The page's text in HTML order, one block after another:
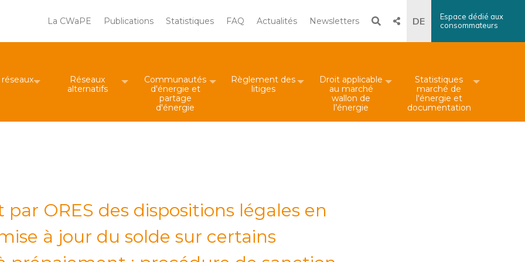
La CWaPE Publications Statistiques FAQ Actualités Newsletters Recherche
DE
Espace dédié aux
consommateurs
site Rechercher
Réseaux
alternatifs
Communautés
d'énergie et
partage
d'énergie
Règlement des
litiges
Droit applicable
au marché
wallon de
l’énergie
Statistiques
marché de
l'énergie et
documentation
ORES des dispositions légales en
à jour du solde sur certains